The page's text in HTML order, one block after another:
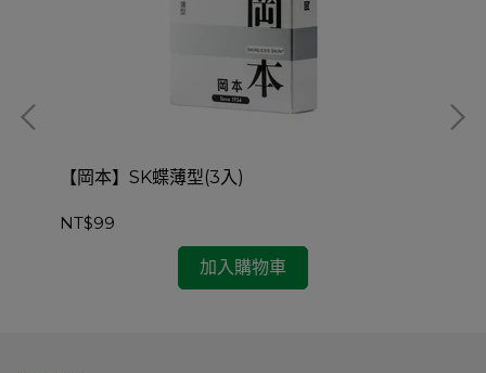
【岡本】SK蝶薄型(3入)
NT$99
加入購物車